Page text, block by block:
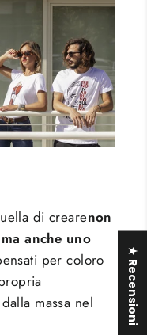
di crearenon
anche uno
per coloro
massa nel
★ Recensioni